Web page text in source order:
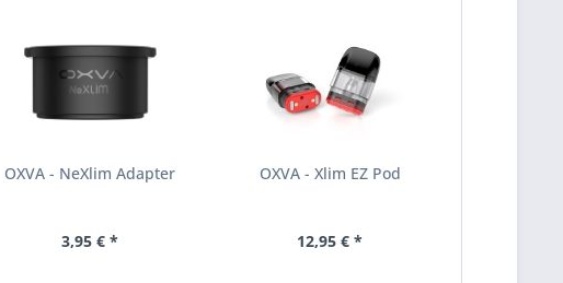
OXVA - NeXlim Adapter
3,95 € *
OXVA - Xlim EZ Pod
12,95 € *